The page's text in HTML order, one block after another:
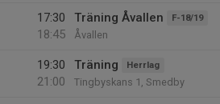
17:30
18:45
Träning Åvallen F-18/19
Åvallen
19:30
21:00
Träning Herrlag
Tingbyskans 1, Smedby